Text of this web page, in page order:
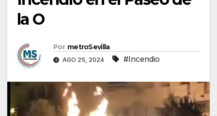
la O
Por metroSevilla
AGO 25, 2024 #Incendio